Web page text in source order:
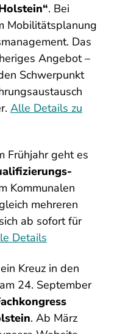
. Bei
Mobilitätsplanung
Das
Angebot –
Schwerpunkt
Alle Details zu
Frühjahr geht es
Kommunalen
mehreren
ab sofort für
Details
Kreuz in den
24. September
. Ab März